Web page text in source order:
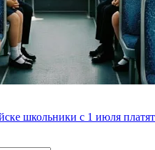
школьники с 1 июля